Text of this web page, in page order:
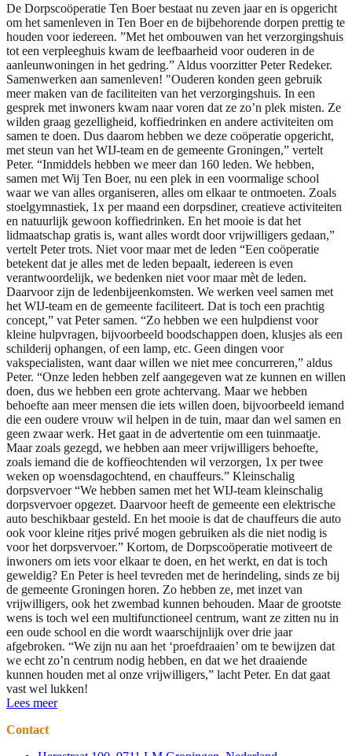
De Dorpscoöperatie Ten Boer bestaat nu zeven jaar en is opgericht
om het samenleven in Ten Boer en de bijbehorende dorpen prettig te
houden voor iedereen. ”Met het ombouwen van het verzorgingshuis
tot een verpleeghuis kwam de leefbaarheid voor ouderen in de
aanleunwoningen in het gedring.” Aldus voorzitter Peter Redeker.
Samenwerken aan samenleven! "Ouderen konden geen gebruik
meer maken van de faciliteiten van het verzorgingshuis. In een
gesprek met inwoners kwam naar voren dat ze zo’n plek misten. Ze
wilden graag gezelligheid, koffiedrinken en andere activiteiten om
samen te doen. Dus daarom hebben we deze coöperatie opgericht,
met steun van het WIJ-team en de gemeente Groningen,” vertelt
Peter. “Inmiddels hebben we meer dan 160 leden. We hebben,
samen met Wij Ten Boer, nu een plek in een voormalige school
waar we van alles organiseren, alles om elkaar te ontmoeten. Zoals
stoelgymnastiek, 1x per maand een dorpsdiner, creatieve activiteiten
en natuurlijk gewoon koffiedrinken. En het mooie is dat het
lidmaatschap gratis is, want alles wordt door vrijwilligers gedaan,”
vertelt Peter trots. Niet voor maar met de leden “Een coöperatie
betekent dat je alles met de leden bepaalt, iedereen is even
verantwoordelijk, we bedenken niet voor maar mèt de leden.
Daarvoor zijn de ledenbijeenkomsten. We werken veel samen met
het WIJ-team en de gemeente faciliteert. Dat is toch een prachtig
concept,” vat Peter samen. “Zo hebben we een hulpdienst voor
kleine hulpvragen, bijvoorbeeld boodschappen doen, klusjes als een
schilderij ophangen, of een lamp, etc. Geen dingen voor
vakspecialisten, want daar willen we niet mee concurreren,” aldus
Peter. “Onze leden hebben zelf aangegeven wat ze kunnen en willen
doen, dus we hebben een grote achtervang. Maar we hebben
behoefte aan meer mensen die iets willen doen, bijvoorbeeld iemand
die een oudere vrouw wil helpen in de tuin, maar dan wel samen en
geen zwaar werk. Het gaat in de advertentie om een tuinmaatje.
Maar zoals gezegd, we hebben aan meer vrijwilligers behoefte,
zoals iemand die de koffieochtenden wil verzorgen, 1x per twee
weken op woensdagochtend, en chauffeurs.” Kleinschalig
dorpsvervoer “We hebben samen met het WIJ-team kleinschalig
dorpsvervoer opgezet. Daarvoor heeft de gemeente een elektrische
auto beschikbaar gesteld. En het mooie is dat de chauffeurs die auto
ook voor kleine ritjes privé mogen gebruiken als die niet nodig is
voor het dorpsvervoer.” Kortom, de Dorpscoöperatie motiveert de
inwoners om iets voor elkaar te doen, en het werkt, en dat is toch
geweldig? En Peter is heel tevreden met de herindeling, sinds ze bij
de gemeente Groningen horen. Zo hebben ze, met inzet van
vrijwilligers, ook het zwembad kunnen behouden. Maar de grootste
wens is toch wel een multifunctioneel centrum, want ze zitten nu in
een oude school en die wordt waarschijnlijk over drie jaar
afgebroken. “We zijn nu aan het ‘proefdraaien’ om te bewijzen dat
we echt zo’n centrum nodig hebben, en dat we het draaiende
kunnen houden met al onze vrijwilligers,” lacht Peter. En dat gaat
vast wel lukken!
Lees meer
Contact